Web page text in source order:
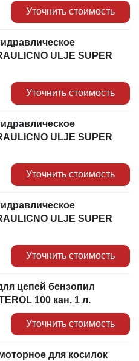
Уточнить стоимость
ULJE SUPER
Уточнить стоимость
ULJE SUPER
Уточнить стоимость
ULJE SUPER
Уточнить стоимость
цепей бензопил
100 кан. 1 л.
Уточнить стоимость
для косилок